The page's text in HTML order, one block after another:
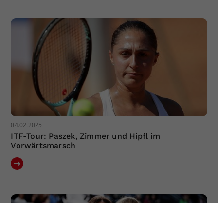
04.02.2025
ITF-Tour: Paszek, Zimmer und Hipfl im
Vorwärtsmarsch
Zweck
Einstellungen. Unter anderem eine
zufällig generierte ID, für die
historische Speicherung Ihrer
vorgenommen Einstellungen, falls der
Webseiten-Betreiber dies eingestellt
hat.